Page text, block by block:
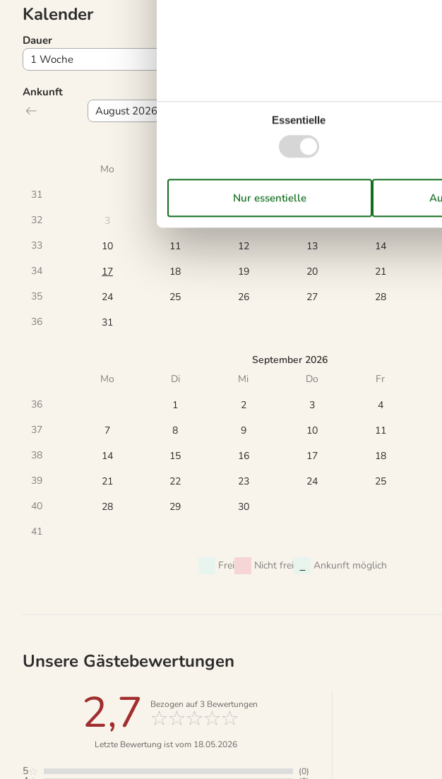
Kalender
Ankunft
August 2026
Mo
31
32
3 4 5 6 7
33
10 11 12 13 14
34
17 18 19 20 21
35
24 25 26 27 28
36
31
September 2026
Mo
Di Mi Do Fr
36
1 2 3 4
37
7 8 9 10 11
38
14 15 16 17 18
39
21 22 23 24 25
40
28 29
30
41
Frei Nicht frei Ankunft möglich
Dauer
Unsere Gästebewertungen
2,7 Bezogen auf 3 Bewertungen
Letzte Bewertung ist vom 18.05.2026
5 (0)
Essentielle